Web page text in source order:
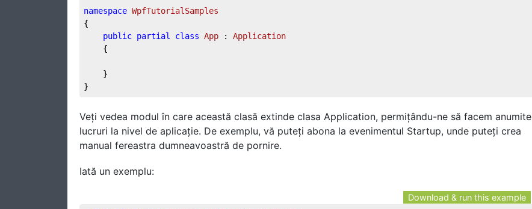
namespace WpfTutorialSamples
{
public partial class App : Application
}
Veți vedea modul în care această clasă extinde clasa Application, permițându-ne să facem anumite
lucruri la nivel de aplicație. De exemplu, vă puteți abona la evenimentul Startup, unde puteți crea
manual fereastra dumneavoastră de pornire.
Iată un exemplu:
Download & run this example